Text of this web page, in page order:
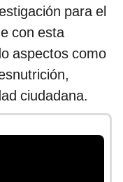
para el
con esta
aspectos como
ciudadana.